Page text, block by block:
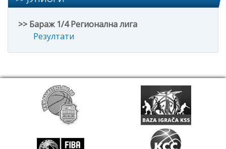
>> Бараж 1/4 Регионална лига
Резултати